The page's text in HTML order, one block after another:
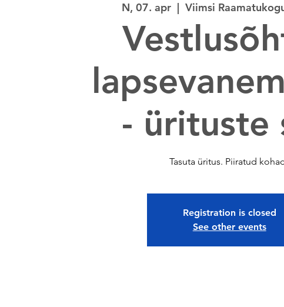
N, 07. apr
  |
Viimsi
- ürituste
Tasuta üritus. Piiratud
Registration is closed
See other events